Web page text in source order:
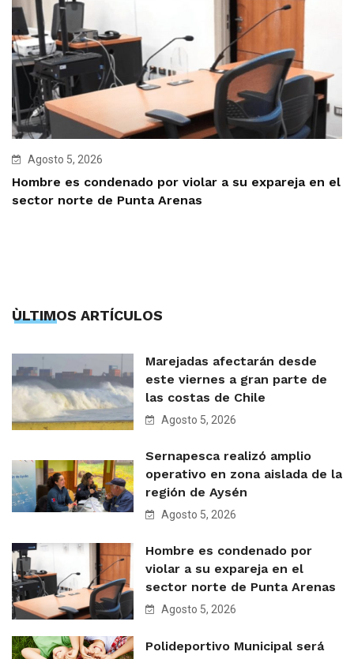
Agosto 5, 2026
Hombre es condenado por violar a su expareja en el
sector norte de Punta Arenas
ÙLTIMOS ARTÍCULOS
Marejadas afectarán desde
este viernes a gran parte de
las costas de Chile
Agosto 5, 2026
Sernapesca realizó amplio
operativo en zona aislada de la
región de Aysén
Agosto 5, 2026
Hombre es condenado por
violar a su expareja en el
sector norte de Punta Arenas
Agosto 5, 2026
Polideportivo Municipal será